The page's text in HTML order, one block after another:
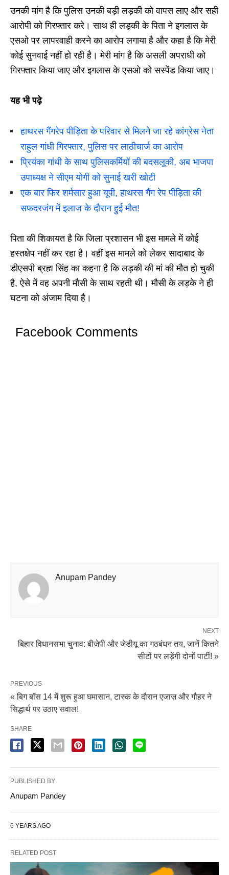
उनकी मांग है कि पुलिस उनकी बड़ी लड़की को वापस लाए और सही
आरोपी को गिरफ्तार करे। साथ ही लड़की के पिता ने इगलास के
एसओ पर लापरवाही करने का आरोप लगाया है और कहा है कि मेरी
कोई सुनवाई नहीं हो रही है। मेरी मांग है कि असली अपराधी को
गिरफ्तार किया जाए और इगलास के एसओ को सस्पेंड किया जाए।
यह भी पढ़े
हाथरस गैंगरेप पीड़िता के परिवार से मिलने जा रहे कांग्रेस नेता
राहुल गांधी गिरफ्तार, पुलिस पर लाठीचार्ज का आरोप
प्रियंका गांधी के साथ पुलिसकर्मियों की बदसलूकी, अब भाजपा
उपाध्यक्ष ने सीएम योगी को सुनाई खरी खोटी
एक बार फिर शर्मसार हुआ यूपी, हाथरस गैंग रेप पीड़िता की
सफदरजंग में इलाज के दौरान हुई मौत!
पिता की शिकायत है कि जिला प्रशासन भी इस मामले में कोई
हस्तक्षेप नहीं कर रहा है। वहीं इस मामले को लेकर सादाबाद के
डीएसपी ब्रह्म सिंह का कहना है कि लड़की की मां की मौत हो चुकी
है, ऐसे में वह अपनी मौसी के साथ रहती थी। मौसी के लड़के ने ही
घटना को अंजाम दिया है।
Facebook Comments
Anupam Pandey
NEXT
बिहार विधानसभा चुनाव: बीजेपी और जेडीयू का गठबंधन तय, जानें कितने
सीटों पर लड़ेंगी दोनों पार्टी! »
PREVIOUS
« बिग बॉस 14 में शुरू हुआ घमासान, टास्क के दौरान एजाज़ और गौहर ने
सिद्धार्थ पर उठाए सवाल!
SHARE
PUBLISHED BY
Anupam Pandey
6 YEARS AGO
RELATED POST